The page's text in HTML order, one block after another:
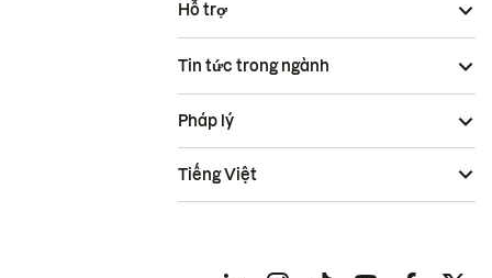
Hỗ trợ
Tin tức trong ngành
Pháp lý
Tiếng Việt